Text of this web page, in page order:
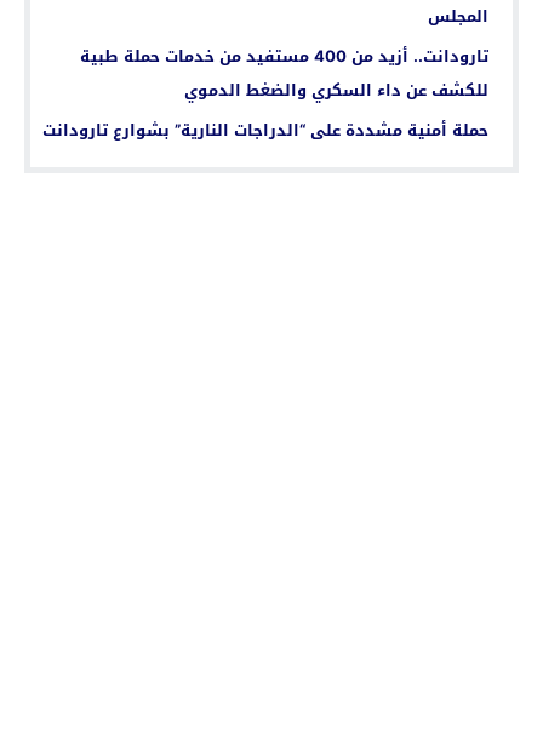
المجلس
تارودانت.. أزيد من 400 مستفيد من خدمات حملة طبية
للكشف عن داء السكري والضغط الدموي
حملة أمنية مشددة على “الدراجات النارية” بشوارع تارودانت